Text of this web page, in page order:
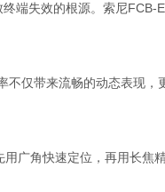
端失效的根源。索尼FCB-
仅带来流畅的动态表现，
广角快速定位，再用长焦